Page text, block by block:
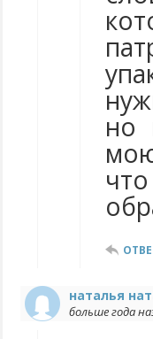
но
наталья
больше года